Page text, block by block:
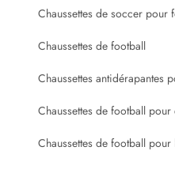
Chaussettes de soccer pour
Chaussettes de football
Chaussettes antidérapantes
Chaussettes de football pour
Chaussettes de football pour